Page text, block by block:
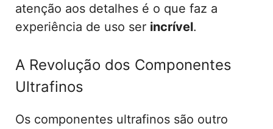
atenção aos detalhes é o que faz a
experiência de uso ser incrível.
A Revolução dos Componentes
Ultrafinos
Os componentes ultrafinos são outro